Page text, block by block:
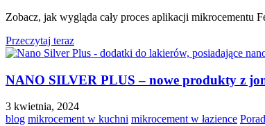
Zobacz, jak wygląda cały proces aplikacji mikrocementu
Przeczytaj teraz
NANO SILVER PLUS – nowe produkty z
3 kwietnia, 2024
blog mikrocement w kuchni mikrocement w łazience